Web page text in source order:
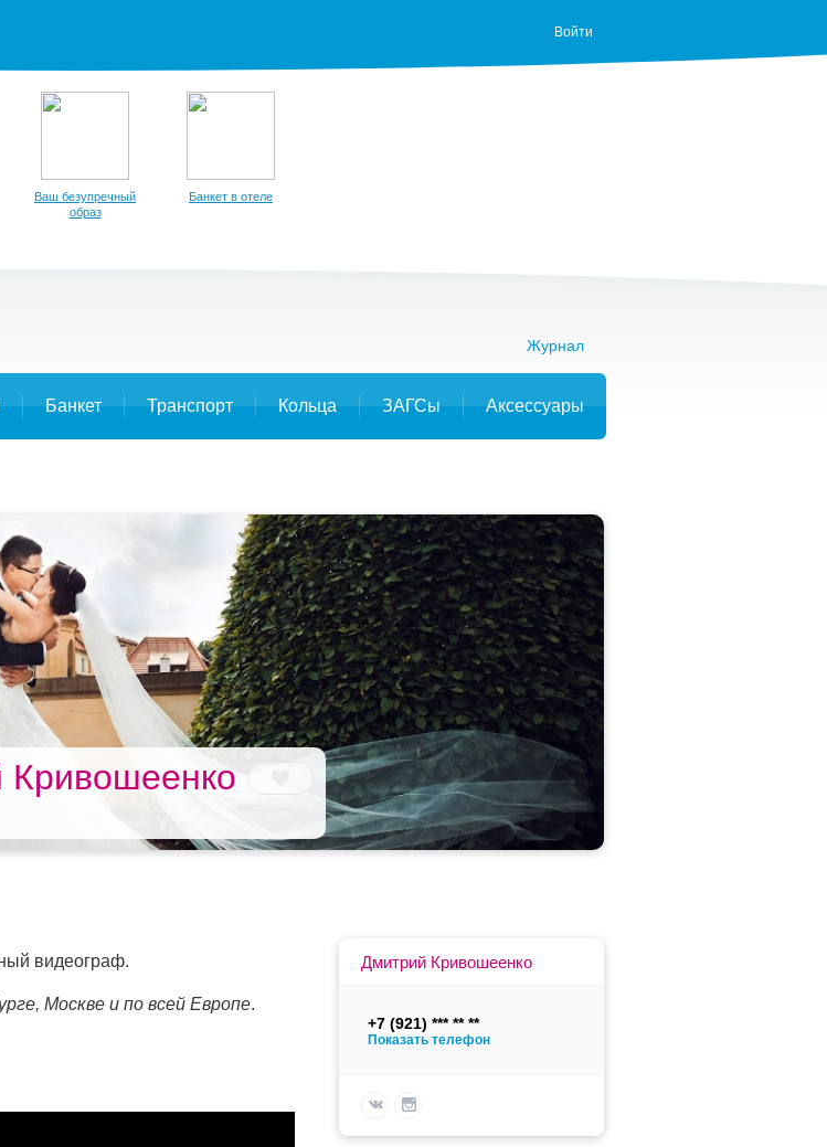
Войти
Ваш безупречный
образ
Банкет в отеле
Журнал
Банкет Транспорт Кольца ЗАГСы Аксессуары
Кривошеенко
Дмитрий Кривошеенко
+7 (921)
Показать телефон
видеограф.
Москве и по всей Европе.